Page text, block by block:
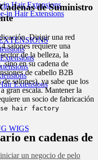
in Hair Extensions
in Hair Extensions
Extensions
WIGS
un negocio de pelo
de Suministro
Dirigir una red
salones requiere una
de la belleza, la
sino en su cadena de
de cabello B2B
salones), ya sabe que los
gran escala. Mantener la
un socio de fabricación
hair factory
en cadenas de